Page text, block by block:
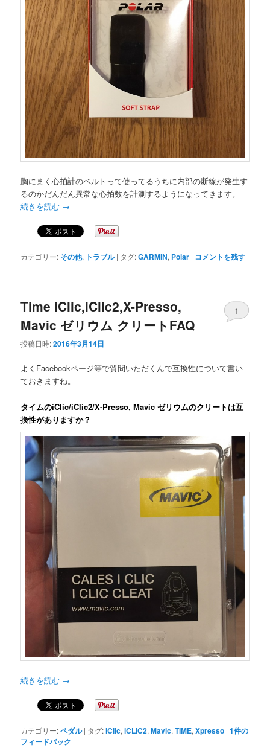
胸にまく心拍計のベルトって使ってるうちに内部の断線が発生す
るのかだんだん異常な心拍数を計測するようになってきます。
続きを読む →
カテゴリー: その他, トラブル | タグ:GARMIN, Polar | コメントを残す
Time iClic,iClic2,X-Presso,
Mavic ゼリウム クリートFAQ
投稿日時:2016年3月14日
1
よくFacebookページ等で質問いただくんで互換性について書い
ておきますね。
タイムのiClic/iClic2/X-Presso, Mavic ゼリウムのクリートは互
換性がありますか？
続きを読む →
カテゴリー:ペダル | タグ:iClic,iCLIC2,Mavic,TIME,Xpresso |1件の
フィードバック